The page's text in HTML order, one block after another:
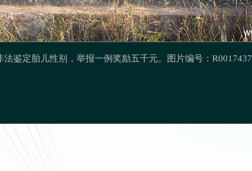
法鉴定 胎儿性别，举报一例奖励五千元。图片编号：R0017437